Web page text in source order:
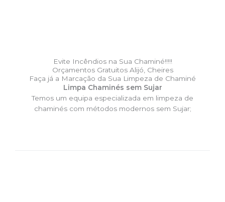
Evite Incêndios na Sua Chaminé!!!!!
Orçamentos Gratuitos Alijó, Cheires
Faça já a Marcação da Sua Limpeza de Chaminé
Limpa Chaminés sem Sujar
Temos um equipa especializada em limpeza de
chaminés com métodos modernos sem Sujar;